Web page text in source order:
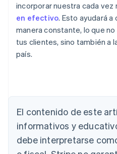
incorporar nuestra cada vez
en efectivo. Esto ayudará
manera constante, lo que
tus clientes, sino también a
país.
El contenido de este
informativos y
debe interpretarse
DeutschEnglish
Bélgica
Brasil